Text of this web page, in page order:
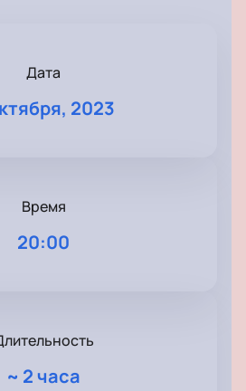
Дата
2023
Время
20:00
~ 2 часа